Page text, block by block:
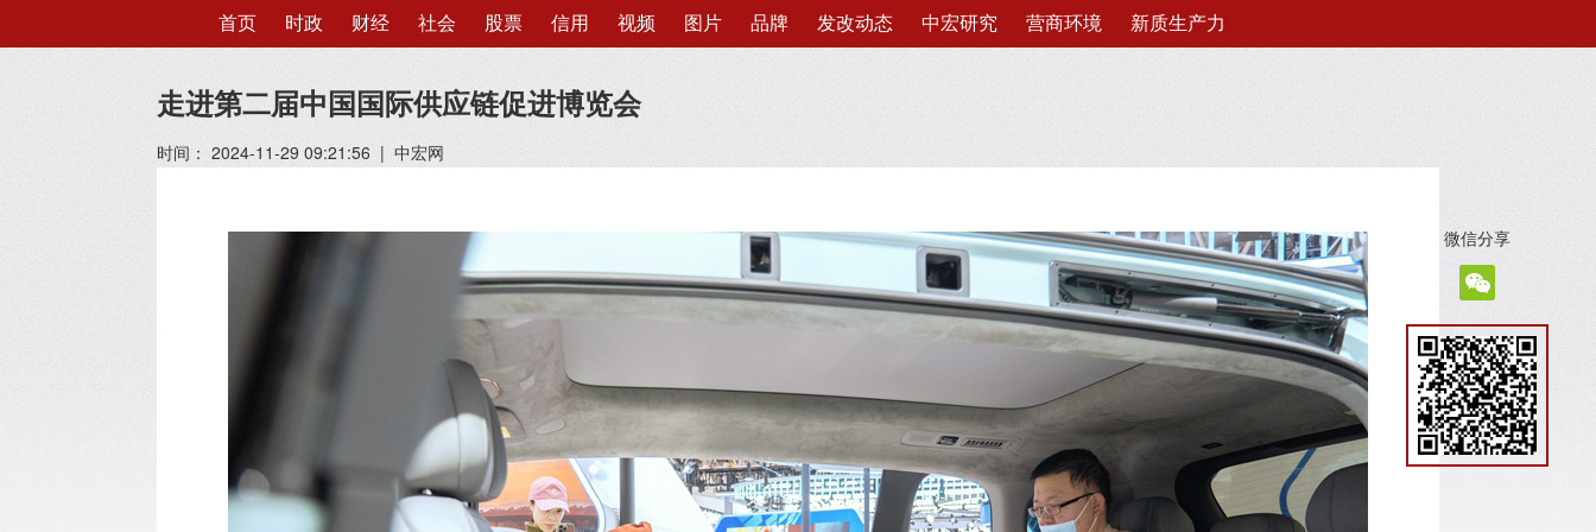
微信分享
首页 时政 财经 社会 股票 信用 视频 图片 品牌 发改动态 中宏研究 营商环境 新质生产力
走进第二届中国国际供应链促进博览会
时间： 2024-11-29 09:21:56 | 中宏网